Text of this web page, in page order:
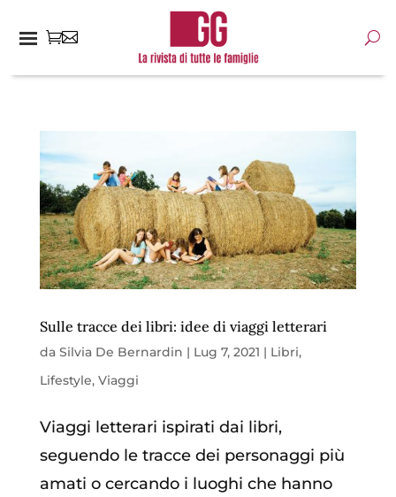
Sulle tracce dei libri: idee di viaggi letterari
da Silvia De Bernardin | Lug 7, 2021 | Libri,
Lifestyle, Viaggi
Viaggi letterari ispirati dai libri,
seguendo le tracce dei personaggi più
amati o cercando i luoghi che hanno